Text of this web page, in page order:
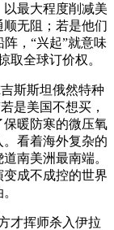
最大程度削减美
无阻；若是他们
，“兴起”就意味
取全球订价权。
斯斯坦俄然特种
是美国不想买，
暖防寒的微压氧
看着海外复杂的
南美洲最南端。
成不成控的世界
才挥师杀入伊拉